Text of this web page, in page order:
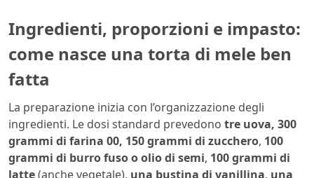
Ingredienti, proporzioni e impasto:
come nasce una torta di mele ben
fatta
La preparazione inizia con l’organizzazione degli
ingredienti. Le dosi standard prevedono tre uova, 300
grammi di farina 00, 150 grammi di zucchero, 100
grammi di burro fuso o olio di semi, 100 grammi di
latte(anche vegetale), una bustina di vanillina, una